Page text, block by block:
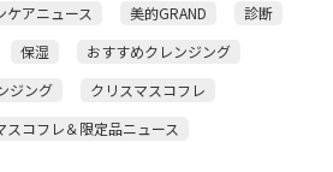
ケアニュース 美的GRAND
診断
保湿
おすすめクレンジング
ジング
クリスマスコフレ
スコフレ＆限定品ニュース